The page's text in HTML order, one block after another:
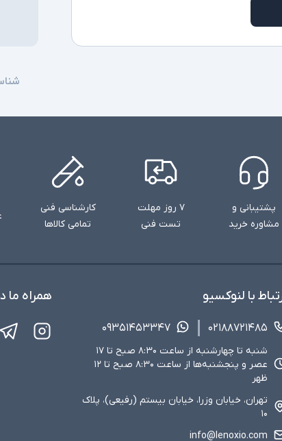
پشتیبانی و
مشاوره خرید
۷ روز مهلت
تست فنی
کارشناسی فنی
تمامی کالاها
با لنوکسیو
۰۲۱۸۸۷۲۱۴۸۵ ۰۹۳۵۱۴۵۳۳۴۷
شنبه تا چهارشنبه از ساعت ۸:۳۰ صبح تا ۱۷
عصر و پنجشنبه‌ها از ساعت ۸:۳۰ صبح تا ۱۲
ظهر
تهران، خیابان وزرا، خیابان بیستم (رفیعی)، پلاک
۱۰
info@lenoxio.com
همراه ما